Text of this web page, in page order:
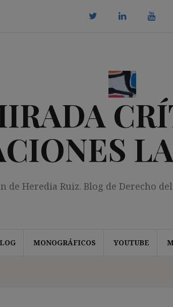
de Heredia Ruiz. Blog de Derecho
MONOGRÁFICOS YOUTUBE